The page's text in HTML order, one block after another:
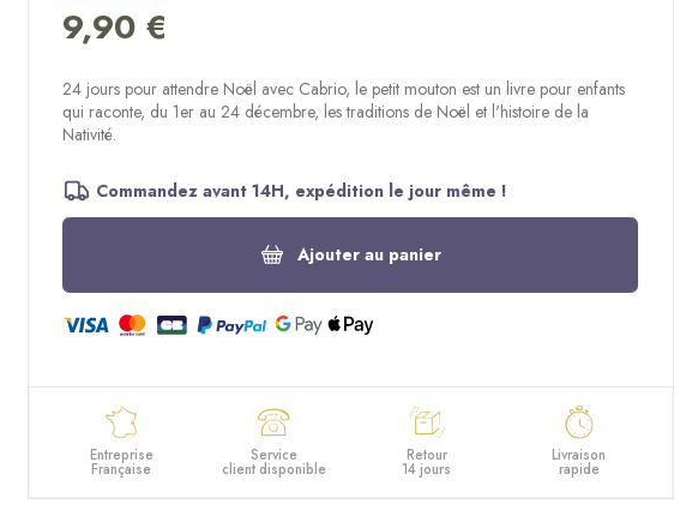
9,90 €
24 jours pour attendre Noël avec Cabrio, le petit mouton est un livre pour enfants
qui raconte, du 1er au 24 décembre, les traditions de Noël et l'histoire de la
Nativité.
Commandez avant 14H, expédition le jour même !
Ajouter au panier
Entreprise
Française
Service
client disponible
Retour
14 jours
Livraison
rapide